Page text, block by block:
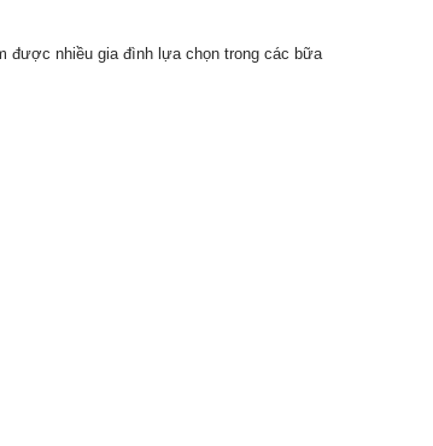
được nhiều gia đình lựa chọn trong các bữa